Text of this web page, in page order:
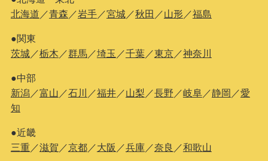
北海道 ／青森 ／岩手／宮城／秋田 ／山形／福島
●関東
茨城／栃木 ／群馬／埼玉 ／千葉／東京／神奈川
●中部
新潟 ／富山 ／石川 ／福井／山梨 ／長野 ／岐阜／静岡 ／愛
知
●近畿
三重／滋賀 ／京都／大阪 ／兵庫／奈良 ／和歌山